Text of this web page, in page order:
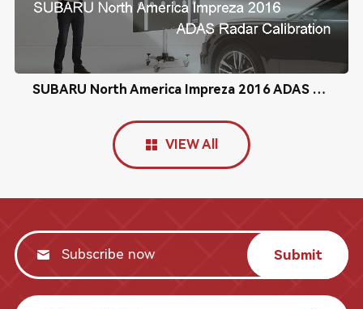
SUBARU North America Impreza 2016 ADAS Radar Calibration
VIEW All
Submit